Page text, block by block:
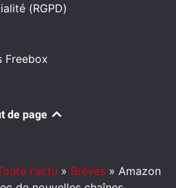
(RGPD)
de page
l'actu » Brèves » Amazon